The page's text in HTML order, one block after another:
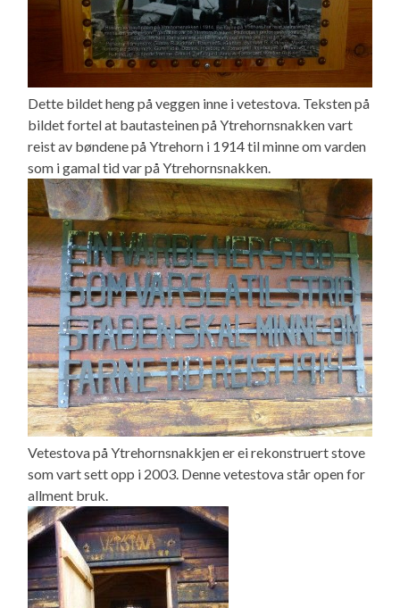
Dette bildet heng på veggen inne i vetestova. Teksten på
bildet fortel at bautasteinen på Ytrehornsnakken vart
reist av bøndene på Ytrehorn i 1914 til minne om varden
som i gamal tid var på Ytrehornsnakken.
Vetestova på Ytrehornsnakkjen er ei rekonstruert stove
som vart sett opp i 2003. Denne vetestova står open for
allment bruk.